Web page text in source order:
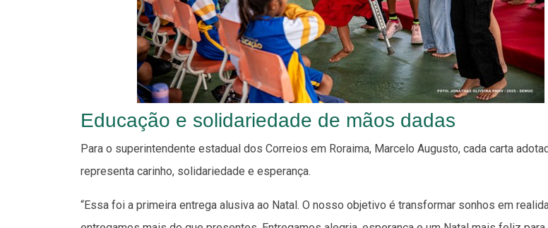
Educação e solidariedade de mãos dadas
Para o superintendente estadual dos Correios em Roraima, Marcelo Augusto, cada carta
representa carinho, solidariedade e esperança.
“Essa foi a primeira entrega alusiva ao Natal. O nosso objetivo é transformar sonhos em